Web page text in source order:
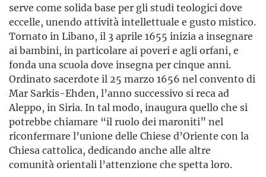
serve come solida base per gli studi teologici dove
eccelle, unendo attività intellettuale e gusto mistico.
Tornato in Libano, il 3 aprile 1655 inizia a insegnare
ai bambini, in particolare ai poveri e agli orfani, e
fonda una scuola dove insegna per cinque anni.
Ordinato sacerdote il 25 marzo 1656 nel convento di
Mar Sarkis-Ehden, l’anno successivo si reca ad
Aleppo, in Siria. In tal modo, inaugura quello che si
potrebbe chiamare “il ruolo dei maroniti” nel
riconfermare l’unione delle Chiese d’Oriente con la
Chiesa cattolica, dedicando anche alle altre
comunità orientali l’attenzione che spetta loro.